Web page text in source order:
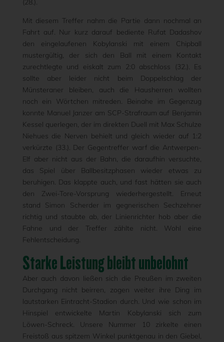
(28.).
Mit diesem Treffer nahm die Partie dann nochmal an
Fahrt auf. Nur kurz darauf bediente Rufat Dadashov
den eingelaufenen Kobylanski mit einem Chipball
mustergültig, der sich den Ball mit einem Kontakt
zurechtlegte und eiskalt zum 2:0 abschloss (32.). Es
sollte aber leider nicht beim Doppelschlag der
Münsteraner bleiben, auch die Hausherren wollten
noch ein Wörtchen mitreden. Beinahe im Gegenzug
konnte Manuel Janzer am SCP-Strafraum auf Benjamin
Kessel querlegen, der im direkten Duell mit Max Schulze
Niehues die Nerven behielt und gleich wieder auf 1:2
verkürzte (33.). Der Gegentreffer warf die Antwerpen-
Elf aber nicht aus der Bahn, die daraufhin versuchte,
das Spiel über Ballbesitzphasen wieder etwas zu
beruhigen. Das klappte auch, und fast hätten sie auch
den Zwei-Tore-Vorsprung wiederhergestellt. Erneut
stand Simon Scherder im gegnerischen Sechzehner
richtig und staubte ab, der Linienrichter hob aber die
Fahne und der Treffer zählte nicht. Wohl eine
Fehlentscheidung.
Starke Leistung bleibt unbelohnt
Aber auch davon ließen sich die Preußen im zweiten
Durchgang nicht beirren, zogen weiter ihre Ding im
lautstarken Eintracht-Stadion durch. Und wie schon im
Hinspiel entwickelte Martin Kobylanski sich zum
Löwen-Schreck. Unsere Nummer 10 zirkelte einen
Freistoß aus spitzem Winkel punktgenau in den Giebel,